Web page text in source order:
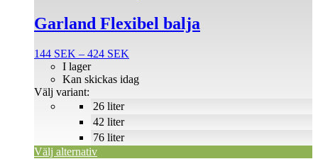
Garland Flexibel balja
144 SEK – 424 SEK
till
26 liter
42 liter
76 liter
I lager
Kan skickas idag
Välj variant:
Välj alternativ
produkten
har
varianter.
olika
alternativen
produktsidan